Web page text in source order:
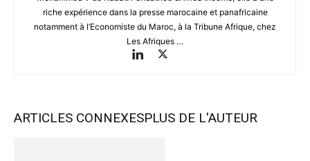
riche expérience dans la presse marocaine et panafricaine
notamment à l’Economiste du Maroc, à la Tribune Afrique, chez
Les Afriques …
ARTICLES CONNEXESPLUS DE L'AUTEUR